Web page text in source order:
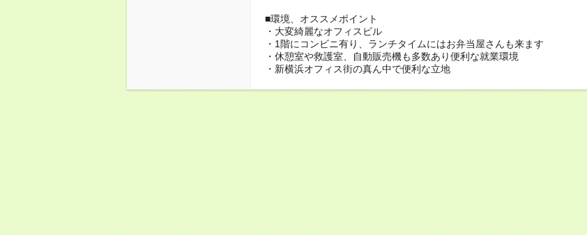
■環境、オススメポイント
・大変綺麗なオフィスビル
・1階にコンビニ有り、ランチタイムにはお弁当屋さんも来ます
・休憩室や救護室、自動販売機も多数あり便利な就業環境
・新横浜オフィス街の真ん中で便利な立地